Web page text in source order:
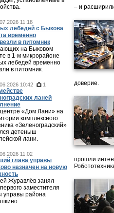
11:18
лебедей с Быкова
временно
в питомник
на Быковом
в 1-м микрорайоне
лебедей временно
в питомник.
10:42 1
ланей
«Дом Лани» на
комплексного
«Зеленоградский»
детеныш
лани.
11:02
глава управы
назначен на новую
Журавлёв занял
заместителя
управы района
– и
доверие.
прошли